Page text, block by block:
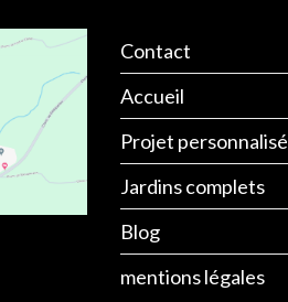
Contact
Accueil
Projet personnalisé
Jardins complets
Blog
mentions légales